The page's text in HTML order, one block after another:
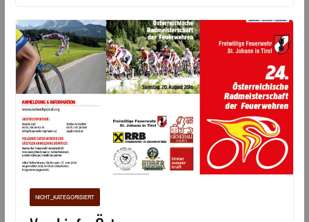
NICHT_KATEGORISIERT